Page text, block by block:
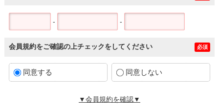
- -
会員規約をご確認の上チェックをしてください 必須
同意する 同意しない
▼会員規約を確認▼